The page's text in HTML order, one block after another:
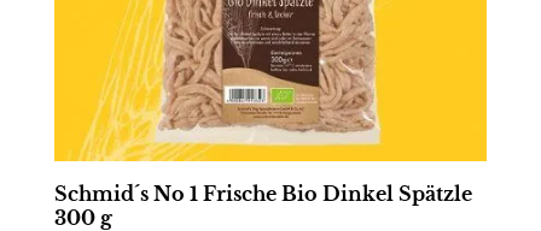
Schmid´s No 1 Frische Bio Dinkel Spätzle
300 g